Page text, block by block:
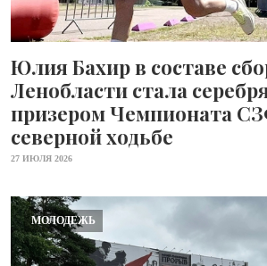
Юлия Бахир в составе
Ленобласти стала
призером Чемпионата
северной ходьбе
27 ИЮЛЯ 2026
МОЛОДЕЖЬ